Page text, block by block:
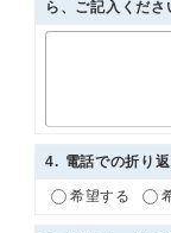
ら、ご記入くださ
4. 電話での折り
希望する